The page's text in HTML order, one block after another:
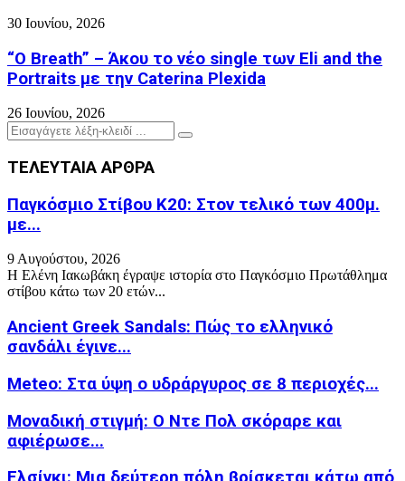
30 Ιουνίου, 2026
“O Breath” – Άκου το νέο single των Eli and the
Portraits με την Caterina Plexida
26 Ιουνίου, 2026
Search
for:
Search
ΤΕΛΕΥΤΑΙΑ ΑΡΘΡΑ
Παγκόσμιο Στίβου Κ20: Στον τελικό των 400μ.
με...
9 Αυγούστου, 2026
Η Ελένη Ιακωβάκη έγραψε ιστορία στο Παγκόσμιο Πρωτάθλημα
στίβου κάτω των 20 ετών...
Ancient Greek Sandals: Πώς το ελληνικό
σανδάλι έγινε...
Meteo: Στα ύψη ο υδράργυρος σε 8 περιοχές...
Μοναδική στιγμή: Ο Ντε Πολ σκόραρε και
αφιέρωσε...